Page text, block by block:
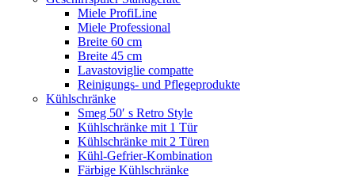
Miele ProfiLine
Miele Professional
Breite 60 cm
Breite 45 cm
Lavastoviglie compatte
Reinigungs- und Pflegeprodukte
Kühlschränke
Smeg 50′ s Retro Style
Kühlschränke mit 1 Tür
Kühlschränke mit 2 Türen
Kühl-Gefrier-Kombination
Färbige Kühlschränke